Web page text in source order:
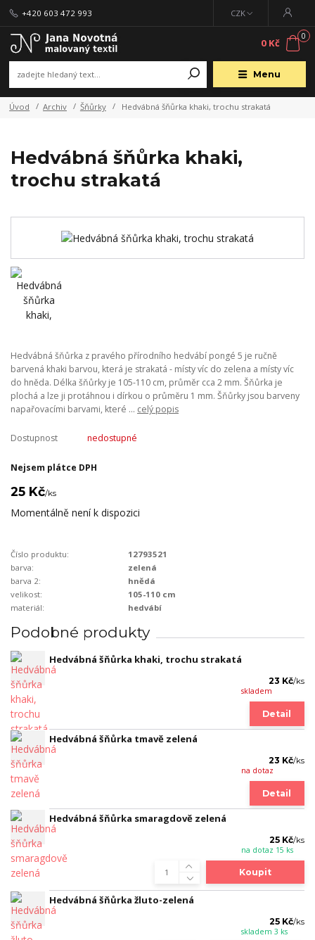
Menu
CZK
+420 603 472 993
0
0 Kč
Úvod Archiv Šňůrky Hedvábná šňůrka khaki, trochu strakatá
Hedvábná šňůrka khaki,
trochu strakatá
Hedvábná šňůrka z pravého přírodního hedvábí pongé 5 je ručně
barvená khaki barvou, která je strakatá - místy víc do zelena a místy víc
do hněda. Délka šňůrky je 105-110 cm, průměr cca 2 mm. Šňůrka je
plochá a lze ji protáhnou i dírkou o průměru 1 mm. Šňůrky jsou barveny
napařovacími barvami, které ... celý popis
Dostupnost nedostupné
Nejsem plátce DPH
25 Kč/ks
Momentálně není k dispozici
Číslo produktu:
12793521
barva:
zelená
barva 2:
hnědá
velikost:
105-110 cm
materiál:
hedvábí
Podobné produkty
Hedvábná šňůrka khaki, trochu strakatá
23 Kč/ks
skladem
Detail
Hedvábná šňůrka tmavě zelená
23 Kč/ks
na dotaz
Detail
Hedvábná šňůrka smaragdově zelená
25 Kč/ks
na dotaz 15 ks
Koupit
Hedvábná šňůrka žluto-zelená
25 Kč/ks
skladem 3 ks